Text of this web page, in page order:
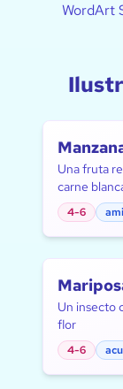
WordArt
Una fruta
carne
4-6
Un insecto
flor
4-6